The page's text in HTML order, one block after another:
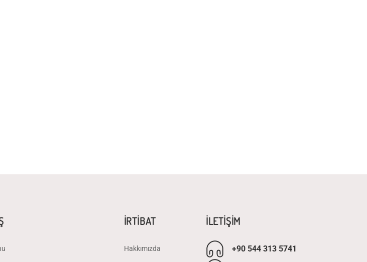
İRTİBAT
Hakkımızda
İLETİŞİM
+90 544 313 5741